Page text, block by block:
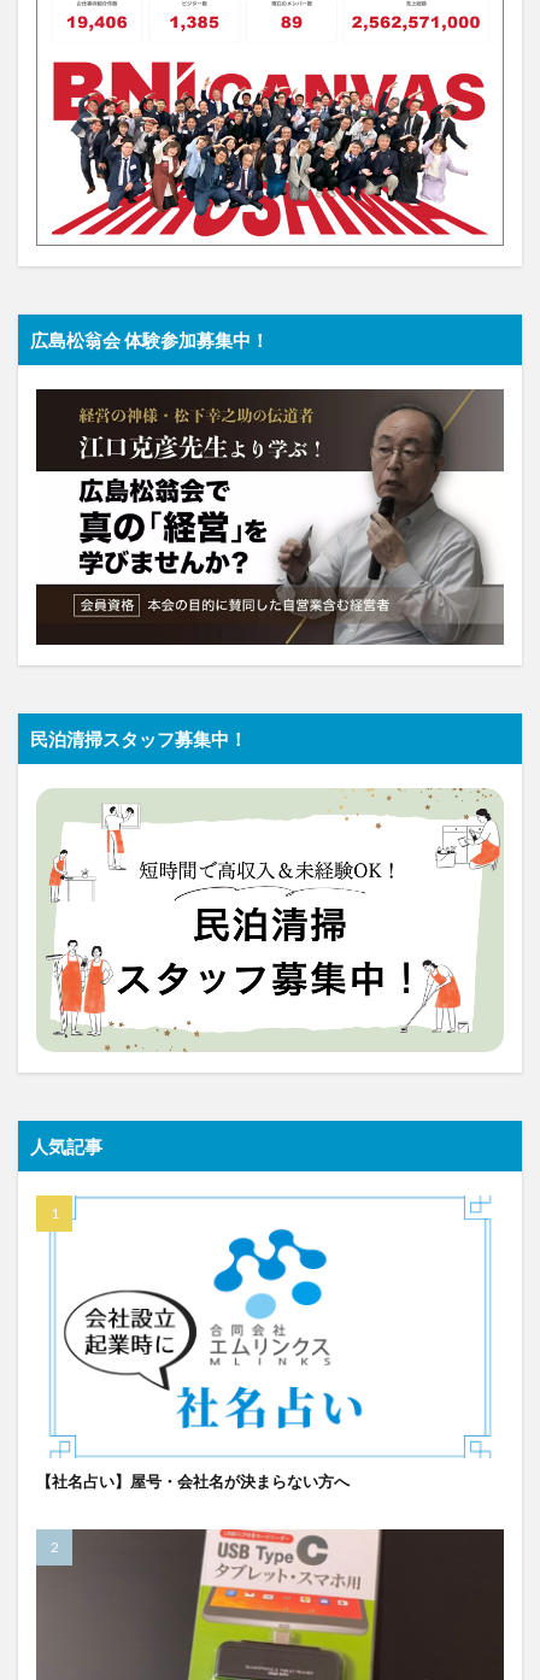
広島松翁会 体験参加募集中！
民泊清掃スタッフ募集中！
人気記事
【社名占い】屋号・会社名が決まらない方へ